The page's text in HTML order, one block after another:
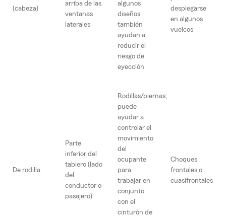
(cabeza)
arriba de las
ventanas
laterales
algunos
diseños
también
ayudan a
reducir el
riesgo de
eyección
desplegarse
en algunos
vuelcos
De rodilla
Parte
inferior del
tablero (lado
del
conductor o
pasajero)
Rodillas/piernas;
puede
ayudar a
controlar el
movimiento
del
ocupante
para
trabajar en
conjunto
con el
cinturón de
Choques
frontales o
cuasifrontales